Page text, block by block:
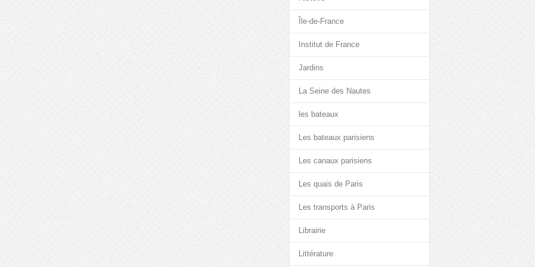
Île-de-France
Institut de France
Jardins
La Seine des Nautes
les bateaux
Les bateaux parisiens
Les canaux parisiens
Les quais de Paris
Les transports à Paris
Librairie
Littérature